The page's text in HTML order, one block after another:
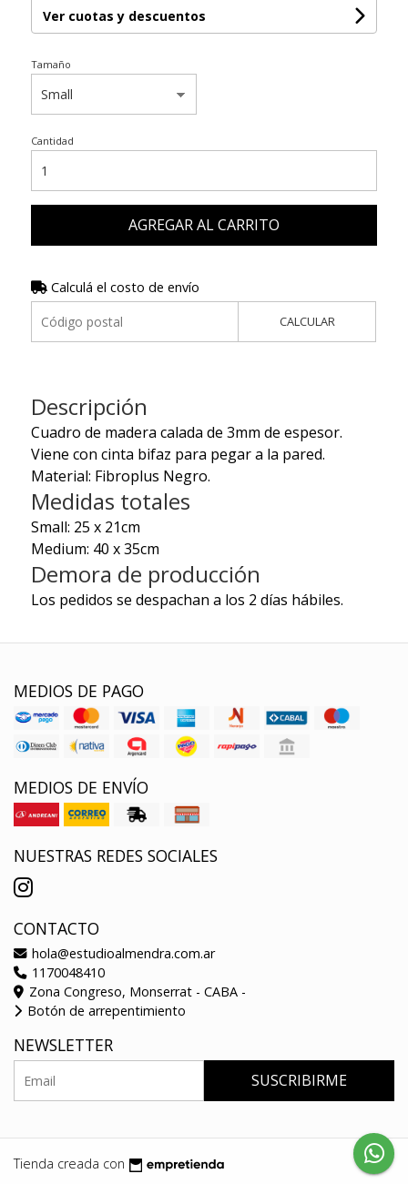
Ver cuotas y descuentos
Tamaño
Cantidad
AGREGAR AL CARRITO
Calculá el costo de envío
CALCULAR
Descripción
Cuadro de madera calada de 3mm de espesor.
Viene con cinta bifaz para pegar a la pared.
Material: Fibroplus Negro.
Medidas totales
Small: 25 x 21cm
Medium: 40 x 35cm
Demora de producción
Los pedidos se despachan a los 2 días hábiles.
MEDIOS DE PAGO
MEDIOS DE ENVÍO
NUESTRAS REDES SOCIALES
CONTACTO
hola@estudioalmendra.com.ar
1170048410
Zona Congreso, Monserrat - CABA -
Botón de arrepentimiento
NEWSLETTER
SUSCRIBIRME
Tienda creada con